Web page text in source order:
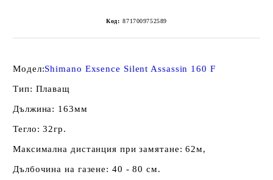
Код: 8717009752589
Модел:Shimano Exsence Silent Assassin 160 F
Тип: Плаващ
Дължина: 163мм
Тегло: 32гр.
Максимална дистанция при замятане: 62м,
Дълбочина на газене: 40 - 80 см.